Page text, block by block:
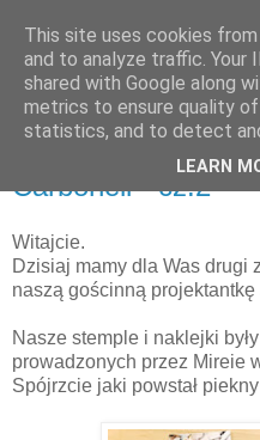
czwartek, 31 sierpnia
Gościnna
Carbonell - cz.2
Witajcie.
Dzisiaj mamy dla Was drugi
naszą gościnną
Nasze stemple i naklejki
prowadzonych przez Mireie
Spójrzcie jaki powstał
This site uses cookies
and to analyze traffic. Your
shared with Google along
metrics to ensure quality
statistics, and to detect
LEARN